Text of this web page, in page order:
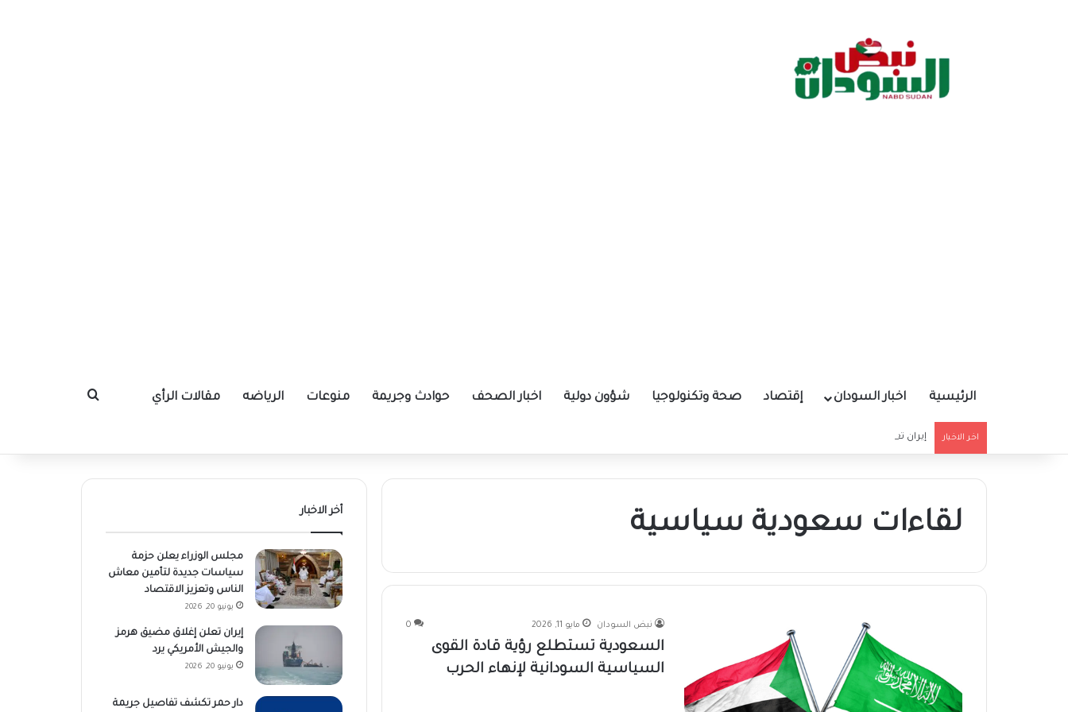
الرئيسية اخبار السودان إقتصاد صحة وتكنولوجيا شؤون دولية اخبار الصحف حوادث وجريمة منوعات الرياضه مقالات الرأي بحث عن
اخر الاخبار إيران تعلن إغلاق مضيق هرمز والجيش الأمريكي يرد
لقاءات سعودية سياسية
نبض السودان مايو 11, 2026 0
السعودية تستطلع رؤية قادة القوى
السياسية السودانية لإنهاء الحرب
أخر الاخبار
مجلس الوزراء يعلن حزمة
سياسات جديدة لتأمين معاش
الناس وتعزيز الاقتصاد
يونيو 20, 2026
إيران تعلن إغلاق مضيق هرمز
والجيش الأمريكي يرد
يونيو 20, 2026
دار حمر تكشف تفاصيل جريمة